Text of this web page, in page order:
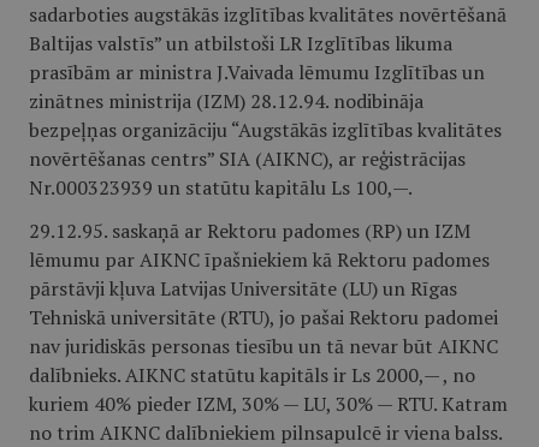
sadarboties augstākās izglītības kvalitātes novērtēšanā
Baltijas valstīs” un atbilstoši LR Izglītības likuma
prasībām ar ministra J.Vaivada lēmumu Izglītības un
zinātnes ministrija (IZM) 28.12.94. nodibināja
bezpeļņas organizāciju “Augstākās izglītības kvalitātes
novērtēšanas centrs” SIA (AIKNC), ar reģistrācijas
Nr.000323939 un statūtu kapitālu Ls 100,—.
29.12.95. saskaņā ar Rektoru padomes (RP) un IZM
lēmumu par AIKNC īpašniekiem kā Rektoru padomes
pārstāvji kļuva Latvijas Universitāte (LU) un Rīgas
Tehniskā universitāte (RTU), jo pašai Rektoru padomei
nav juridiskās personas tiesību un tā nevar būt AIKNC
dalībnieks. AIKNC statūtu kapitāls ir Ls 2000,— , no
kuriem 40% pieder IZM, 30% — LU, 30% — RTU. Katram
no trim AIKNC dalībniekiem pilnsapulcē ir viena balss.